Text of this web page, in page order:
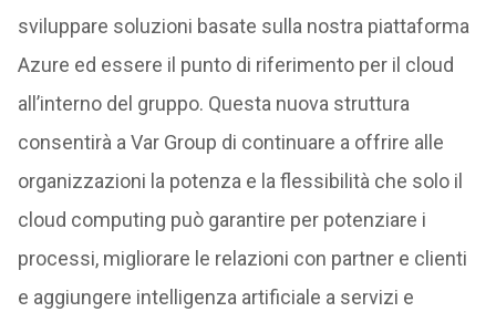
sviluppare soluzioni basate sulla nostra piattaforma
Azure ed essere il punto di riferimento per il cloud
all’interno del gruppo. Questa nuova struttura
consentirà a Var Group di continuare a offrire alle
organizzazioni la potenza e la flessibilità che solo il
cloud computing può garantire per potenziare i
processi, migliorare le relazioni con partner e clienti
e aggiungere intelligenza artificiale a servizi e